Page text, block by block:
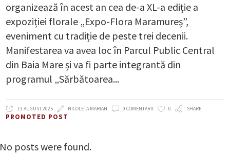
organizează în acest an cea de-a XL-a ediție a
expoziției florale „Expo-Flora Maramureș”,
eveniment cu tradiție de peste trei decenii.
Manifestarea va avea loc în Parcul Public Central
din Baia Mare și va fi parte integrantă din
programul „Sărbătoarea
13 AUGUST 2025 NICOLETA MARIAN 0 COMENTARII 0 SHARE
PROMOTED POST
No posts were found.